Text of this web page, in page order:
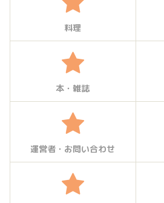
料理
本・雑誌
運営者・お問い合わせ